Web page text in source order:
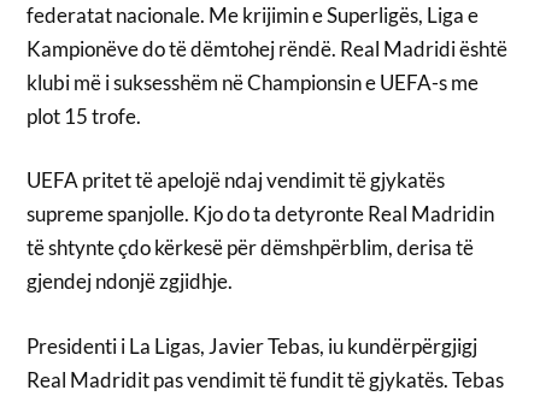
federatat nacionale. Me krijimin e Superligës, Liga e
Kampionëve do të dëmtohej rëndë. Real Madridi është
klubi më i suksesshëm në Championsin e UEFA-s me
plot 15 trofe.
UEFA pritet të apelojë ndaj vendimit të gjykatës
supreme spanjolle. Kjo do ta detyronte Real Madridin
të shtynte çdo kërkesë për dëmshpërblim, derisa të
gjendej ndonjë zgjidhje.
Presidenti i La Ligas, Javier Tebas, iu kundërpërgjigj
Real Madridit pas vendimit të fundit të gjykatës. Tebas